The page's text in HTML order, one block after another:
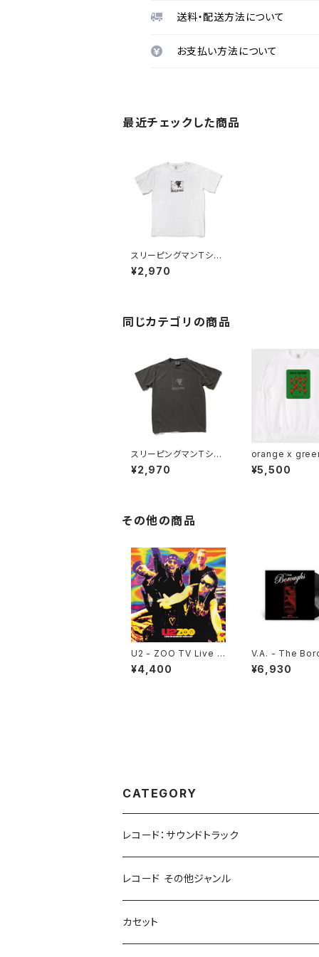
送料・配送方法について
お支払い方法について
最近チェックした商品
スリーピングマンTシャ
ツ ホワイト
¥2,970
同じカテゴリの商品
スリーピングマンTシャ
ツ ペッパー
¥2,970
orange x green
at shirt
¥5,500
その他の商品
U2 - ZOO TV Live In
Dublin 1993 EP(12")
¥4,400
V.A. - The
[Soundtrack
e NETFLIX
¥6,930
CATEGORY
レコード：サウンドトラック
ホラー/スリラー
SF
レコード その他ジャンル
Rock & Pop
カセット